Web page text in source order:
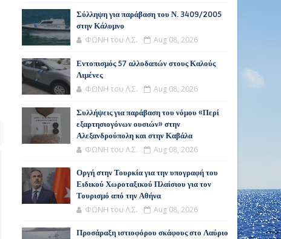
Σύλληψη για παράβαση του Ν. 3409/2005
στην Κάλυμνο
ΦΩΝΗ του Λ.Σ. Aug 08, 2026
Εντοπισμός 57 αλλοδαπών στους Καλούς
Λιμένες
ΦΩΝΗ του Λ.Σ. Aug 08, 2026
Συλλήψεις για παράβαση του νόμου «Περί
εξαρτησιογόνων ουσιών» στην
Αλεξανδρούπολη και στην Καβάλα
ΦΩΝΗ του Λ.Σ. Aug 08, 2026
Οργή στην Τουρκία για την υπογραφή του
Ειδικού Χωροταξικού Πλαίσιου για τον
Τουρισμό από την Αθήνα
ΦΩΝΗ του Λ.Σ. Aug 08, 2026
Προσάραξη ιστιοφόρου σκάφους στο Λαύριο